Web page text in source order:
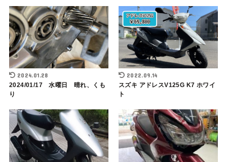
2024.01.28
2024/01/17 水曜日 晴れ、くも
り
2022.09.14
スズキ アドレスV125G K7 ホワイ
ト